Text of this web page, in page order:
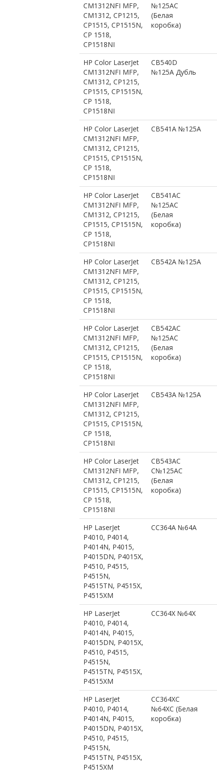
CM1312NFI MFP,
CM1312, CP1215,
CP1515, CP1515N,
CP 1518,
CP1518NI
№125AC
(Белая
коробка)
HP Color LaserJet
CM1312NFI MFP,
CM1312, CP1215,
CP1515, CP1515N,
CP 1518,
CP1518NI
CB540D
№125A Дубль
HP Color LaserJet
CM1312NFI MFP,
CM1312, CP1215,
CP1515, CP1515N,
CP 1518,
CP1518NI
CB541A №125A
HP Color LaserJet
CM1312NFI MFP,
CM1312, CP1215,
CP1515, CP1515N,
CP 1518,
CP1518NI
CB541AC
№125AС
(Белая
коробка)
HP Color LaserJet
CM1312NFI MFP,
CM1312, CP1215,
CP1515, CP1515N,
CP 1518,
CP1518NI
CB542A №125A
HP Color LaserJet
CM1312NFI MFP,
CM1312, CP1215,
CP1515, CP1515N,
CP 1518,
CP1518NI
CB542AC
№125AС
(Белая
коробка)
HP Color LaserJet
CM1312NFI MFP,
CM1312, CP1215,
CP1515, CP1515N,
CP 1518,
CP1518NI
CB543A №125A
HP Color LaserJet
CM1312NFI MFP,
CM1312, CP1215,
CP1515, CP1515N,
CP 1518,
CP1518NI
CB543AC
С№125AС
(Белая
коробка)
HP LaserJet
P4010, P4014,
P4014N, P4015,
P4015DN, P4015X,
P4510, P4515,
P4515N,
P4515TN, P4515X,
P4515XM
CC364A №64A
HP LaserJet
P4010, P4014,
P4014N, P4015,
P4015DN, P4015X,
P4510, P4515,
P4515N,
P4515TN, P4515X,
P4515XM
CC364X №64X
HP LaserJet
P4010, P4014,
P4014N, P4015,
P4015DN, P4015X,
P4510, P4515,
P4515N,
P4515TN, P4515X,
P4515XM
CC364XC
№64XC (Белая
коробка)